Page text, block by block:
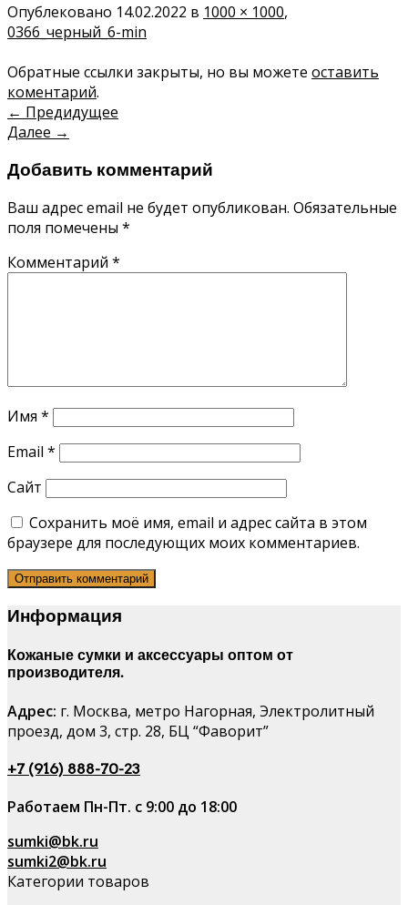
Опублековано 14.02.2022 в 1000 × 1000,
0366_черный_6-min
Обратные ссылки закрыты, но вы можете оставить
коментарий.
← Предидущее
Далее →
Добавить комментарий
Ваш адрес email не будет опубликован. Обязательные
поля помечены *
Комментарий *
Имя *
Email *
Сайт
Сохранить моё имя, email и адрес сайта в этом
браузере для последующих моих комментариев.
Информация
Кожаные сумки и аксессуары оптом от
производителя.
Адрес: г. Москва, метро Нагорная, Электролитный
проезд, дом 3, стр. 28, БЦ “Фаворит”
+7 (916) 888-70-23
Работаем Пн-Пт. с 9:00 до 18:00
sumki@bk.ru
sumki2@bk.ru
Категории товаров